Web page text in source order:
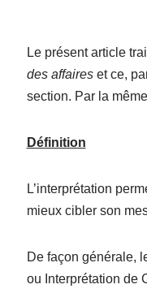
Le présent article
des affaireset ce,
section. Par la
Définition
L’interprétation
mieux cibler son
De façon générale,
ou Interprétation de